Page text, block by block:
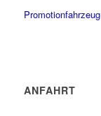
Promotionfahrzeug
ANFAHRT